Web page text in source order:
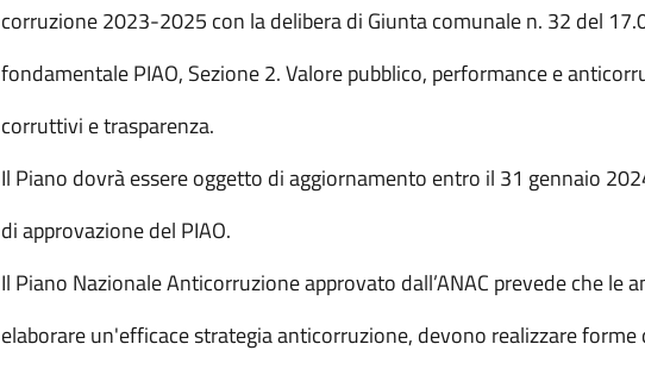
corruzione 2023-2025 con la delibera di Giunta comunale n. 32 del
fondamentale PIAO, Sezione 2. Valore pubblico, performance e
corruttivi e trasparenza.
Il Piano dovrà essere oggetto di aggiornamento entro il 31 gennaio
di approvazione del PIAO.
Il Piano Nazionale Anticorruzione approvato dall’ANAC prevede che le
elaborare un'efficace strategia anticorruzione, devono realizzare